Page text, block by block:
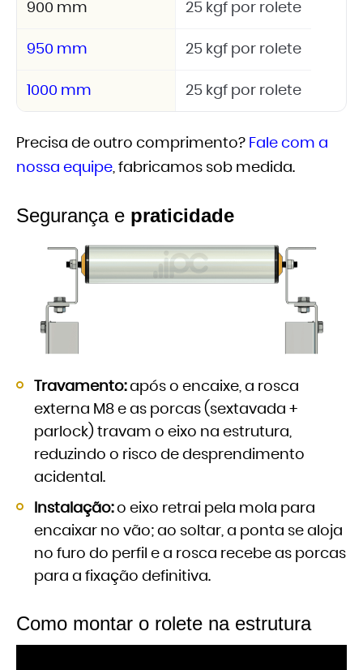
900 mm 25 kgf por rolete
950 mm 25 kgf por rolete
1000 mm 25 kgf por rolete
Precisa de outro comprimento? Fale com a
nossa equipe, fabricamos sob medida.
Segurança e praticidade
Travamento:após o encaixe, a rosca
externa M8 e as porcas (sextavada +
parlock) travam o eixo na estrutura,
reduzindo o risco de desprendimento
acidental.
Instalação:o eixo retrai pela mola para
encaixar no vão; ao soltar, a ponta se aloja
no furo do perfil e a rosca recebe as porcas
para a fixação definitiva.
Como montar o rolete na estrutura